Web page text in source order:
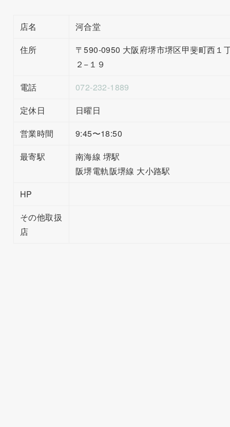
店名
河合堂
住所
〒590-0950 大阪府堺市堺区甲斐町西１
２−１９
電話
072-232-1889
定休日
日曜日
営業時間
9:45〜18:50
最寄駅
南海線 堺駅
阪堺電軌阪堺線 大小路駅
HP
その他取扱
店